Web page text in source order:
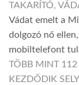
TAKARÍTÓ,
Vádat emelt a
dolgozó nő
mobiltelefont
TÖBB MINT 112
KEZDŐDIK